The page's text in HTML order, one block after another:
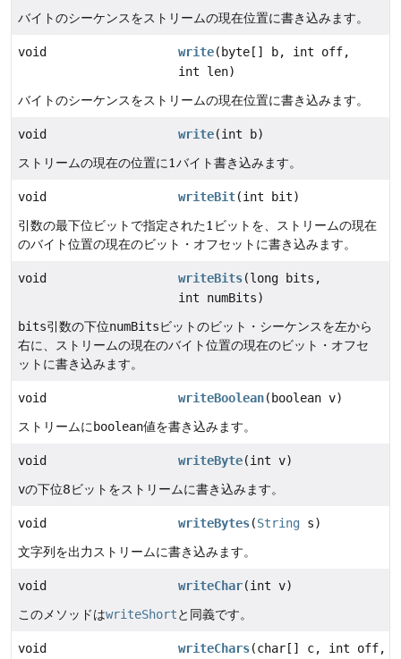
バイトのシーケンスをストリームの現在位置に書き込みます。
void write(byte[] b, int off,
int len)
バイトのシーケンスをストリームの現在位置に書き込みます。
void write(int b)
ストリームの現在の位置に1バイト書き込みます。
void writeBit(int bit)
引数の最下位ビットで指定された1ビットを、ストリームの現在
のバイト位置の現在のビット・オフセットに書き込みます。
void writeBits(long bits,
int numBits)
bits引数の下位numBitsビットのビット・シーケンスを左から
右に、ストリームの現在のバイト位置の現在のビット・オフセ
ットに書き込みます。
void writeBoolean(boolean v)
ストリームに boolean値を書き込みます。
void writeByte(int v)
vの下位8ビットをストリームに書き込みます。
void writeBytes(String s)
文字列を出力ストリームに書き込みます。
void writeChar(int v)
このメソッドはwriteShortと同義です。
void writeChars(char[] c, int off,